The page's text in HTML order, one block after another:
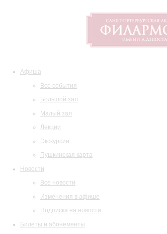
Афиша
Все события
Большой зал
Малый зал
Лекции
Экскурсии
Пушкинская карта
Новости
Все новости
Изменения в афише
Подписка на новости
Билеты и абонементы